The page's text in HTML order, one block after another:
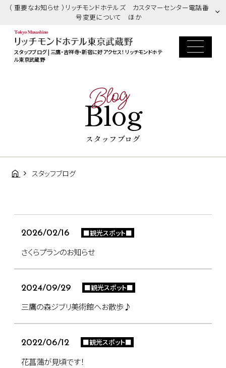
（ 重要なお知らせ ）リッチモンドホテルズ カスタマーセンター電話番
号変更について ほか
スタッフブログ | 三鷹・吉祥寺・新宿に好アクセス！ リッチモンドホテ
ル東京武蔵野
Blog
Blog
スタッフブログ
スタッフブログ
2026/02/16 ■観光スポット■
さくらプランのお知らせ
2024/09/29 ■観光スポット■
三鷹の森ジブリ美術館へお散歩♪
2022/06/12 ■観光スポット■
花菖蒲が見頃です！